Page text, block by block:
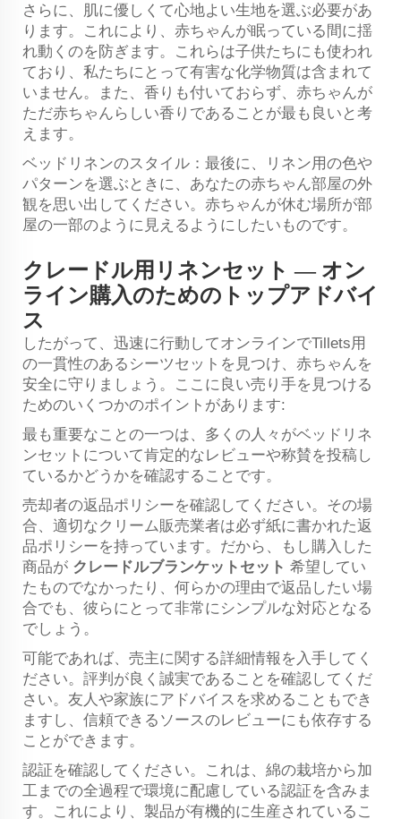
さらに、肌に優しくて心地よい生地を選ぶ必要があ
ります。これにより、赤ちゃんが眠っている間に揺
れ動くのを防ぎます。これらは子供たちにも使われ
ており、私たちにとって有害な化学物質は含まれて
いません。また、香りも付いておらず、赤ちゃんが
ただ赤ちゃんらしい香りであることが最も良いと考
えます。
ベッドリネンのスタイル：最後に、リネン用の色や
パターンを選ぶときに、あなたの赤ちゃん部屋の外
観を思い出してください。赤ちゃんが休む場所が部
屋の一部のように見えるようにしたいものです。
クレードル用リネンセット — オン
ライン購入のためのトップアドバイ
ス
したがって、迅速に行動してオンラインでTillets用
の一貫性のあるシーツセットを見つけ、赤ちゃんを
安全に守りましょう。ここに良い売り手を見つける
ためのいくつかのポイントがあります:
最も重要なことの一つは、多くの人々がベッドリネ
ンセットについて肯定的なレビューや称賛を投稿し
ているかどうかを確認することです。
売却者の返品ポリシーを確認してください。その場
合、適切なクリーム販売業者は必ず紙に書かれた返
品ポリシーを持っています。だから、もし購入した
商品が クレードルブランケットセット 希望してい
たものでなかったり、何らかの理由で返品したい場
合でも、彼らにとって非常にシンプルな対応となる
でしょう。
可能であれば、売主に関する詳細情報を入手してく
ださい。評判が良く誠実であることを確認してくだ
さい。友人や家族にアドバイスを求めることもでき
ますし、信頼できるソースのレビューにも依存する
ことができます。
認証を確認してください。これは、綿の栽培から加
工までの全過程で環境に配慮している認証を含みま
す。これにより、製品が有機的に生産されているこ